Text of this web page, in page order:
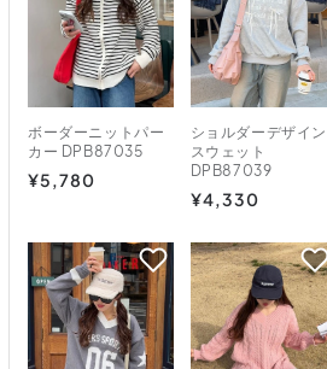
ボーダーニットパー
カー DPB87035
通
格
¥5,780
ショルダーデザイン
スウェット
DPB87039
通
価
格
¥4,330